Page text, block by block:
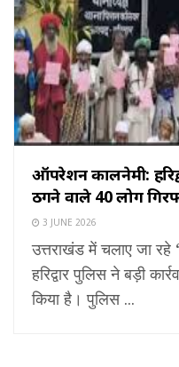
ऑपरेशन कालनेमी:
ठगने वाले 40 लोग
3 JUNE 2026
उत्तराखंड में चलाए जा
हरिद्वार पुलिस ने बड़ी
किया है। पुलिस ...